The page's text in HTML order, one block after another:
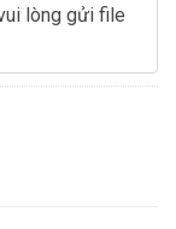
lòng gửi file